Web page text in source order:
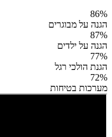
86%
הגנה על מבוגרים
87%
הגנה על ילדים
77%
הגנת הולכי רגל
72%
מערכות בטיחות